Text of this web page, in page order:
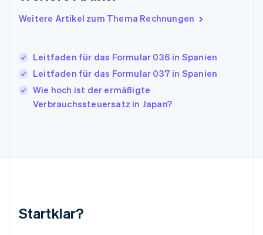
Weitere Artikel zum Thema Rechnungen
Leitfaden für das Formular 036 in Spanien
Leitfaden für das Formular 037 in Spanien
Wie hoch ist der ermäßigte
Verbrauchssteuersatz in Japan?
Startklar?
Italien
日本語 English
EnglishFrançais
Kroatien
English Italiano
English简体中文